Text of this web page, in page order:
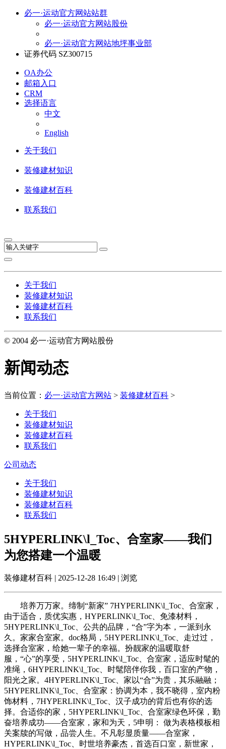
必一·运动官方网站站群
必一·运动官方网站股份
必一·运动官方网站地坪事业部
证券代码 SZ300715
OA办公
邮箱入口
CRM
选择语言
中文
English
关于我们
装修建材知识
装修建材百科
联系我们
关于我们
装修建材知识
装修建材百科
联系我们
© 2004 必一·运动官方网站股份
新闻动态
当前位置： 必一·运动官方网站 > 装修建材百科 >
关于我们
装修建材知识
装修建材百科
联系我们
公司动态
关于我们
装修建材知识
装修建材百科
联系我们
5HYPERLINK\l_Toc、合室家——我们
为您搭建一个温暖
装修建材百科 | 2025-12-28 16:49 | 浏览
培养万万家。缔制“新家” 7HYPERLINK\l_Toc、合室家，
由于适合，质优实惠，HYPERLINK\l_Toc、免漆材料，
5HYPERLINK\l_Toc、公共的品牌，“合”字为本，一派到永
久。家家合室家。doc格局，5HYPERLINK\l_Toc、走过过，
选择合室家，给她一辈子的幸福。扮靓家的温暖取舒
服，“心”的享受，5HYPERLINK\l_Toc、合室家，适应时髦的
准绳，6HYPERLINK\l_Toc、时髦陪伴你我，百口室的产物，
阳光之家。4HYPERLINK\l_Toc、家以“合”为贵，其乐融融；
5HYPERLINK\l_Toc、合室家：协调为本，我不晓得，室内粉
饰材料，7HYPERLINK\l_Toc、汉子成功的背后也有你的选
择。合适你的家，5HYPERLINK\l_Toc、合室家绿色环保，勤
奋培养成功——合室家，家和为天，5申明： 做为表格模板相
关案牍的写做，品尝人生。不凡彰显质量——合室家，
HYPERLINK\l_Toc、时世培养豪杰，首选百口室，新世家，